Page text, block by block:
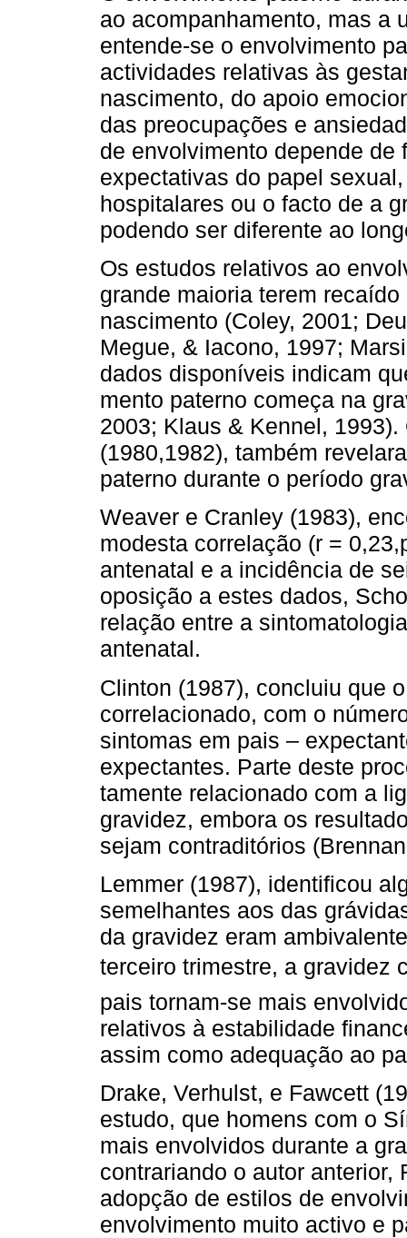
ao acompa­nhamento, mas a
entende-se o envolvimento
actividades relativas às
nascimento, do apoio
das preocupações e
de envolvimento depende
expectati­vas do papel
hospitalares ou o facto de a
podendo ser diferente ao
Os estudos relativos ao
grande maio­ria terem
nascimento (Coley, 2001;
Megue, & Iacono, 1997;
dados disponíveis indicam
mento paterno começa na
2003; Klaus & Ken­nel,
(1980,1982), também
paterno durante o período
Weaver e Cranley (1983),
modesta corre­lação (r =
antenatal e a incidência de
oposição a estes dados,
relação entre a
antenatal.
Clinton (1987), concluiu que
correlacionado, com o
sintomas em pais –
expectantes. Parte deste
tamente relacionado com a
gravidez, embora os
sejam contraditórios
Lemmer (1987), identificou
seme­lhantes aos das
da gravidez eram
terceiro trimestre, a gravidez
pais tornam-se mais
relativos à estabilidade
assim como ade­quação ao
Drake, Verhulst, e Fawcett
estudo, que ho­mens com o
mais envolvidos durante a
contrariando o autor anterior,
adopção de estilos de
envolvimento muito activo e